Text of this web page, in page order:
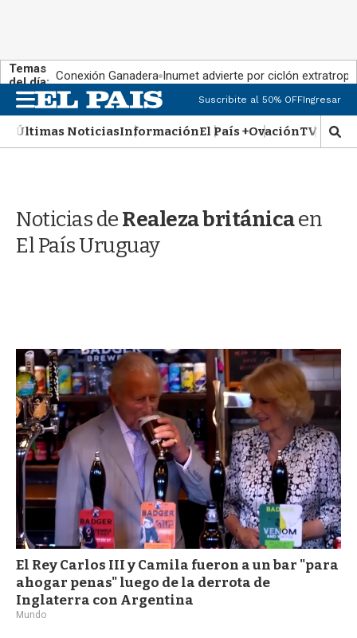
Temas
del día: Conexión Ganadera Inumet advierte por ciclón
M
e
n
u
Suscribite al 50% OFFIngresar
Últimas NoticiasInformaciónEl País +OvaciónTV Show
M
o
d
a
Noticias deRealeza británicaen
El País Uruguay
El Rey Carlos III y Camila fueron a un bar "para
ahogar penas" luego de la derrota de
Inglaterra con Argentina
Mundo